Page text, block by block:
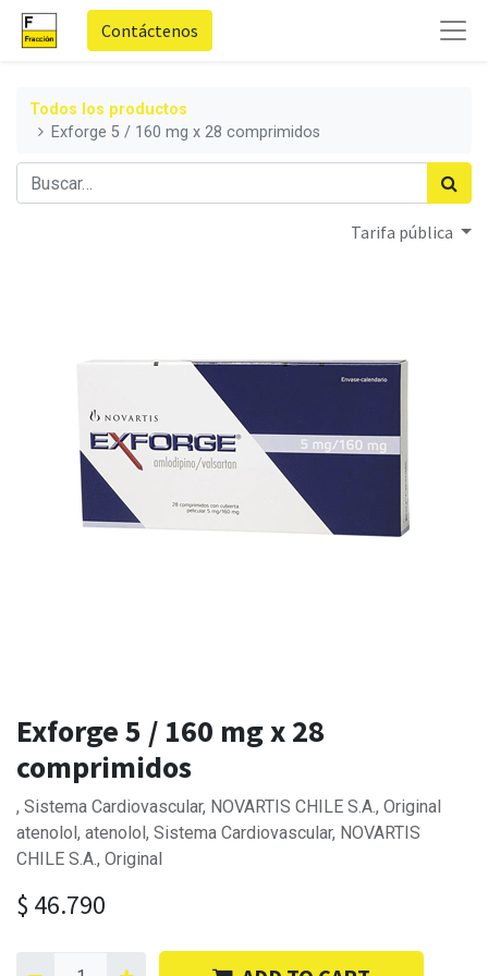
Contáctenos
Todos los productos
Exforge 5 / 160 mg x 28 comprimidos
Tarifa pública
Exforge 5 / 160 mg x 28
comprimidos
, Sistema Cardiovascular, NOVARTIS CHILE S.A., Original
atenolol, atenolol, Sistema Cardiovascular, NOVARTIS
CHILE S.A., Original
$ 46.790